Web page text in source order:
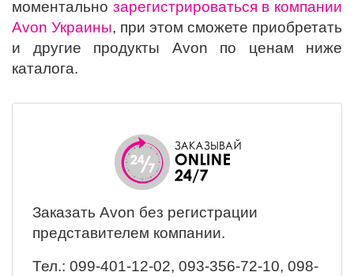
моментально зарегистрироваться в компании
Avon Украины, при этом сможете приобретать
и другие продукты Avon по ценам ниже
каталога.
Заказать Avon без регистрации
представителем компании.
Тел.: 099-401-12-02, 093-356-72-10, 098-